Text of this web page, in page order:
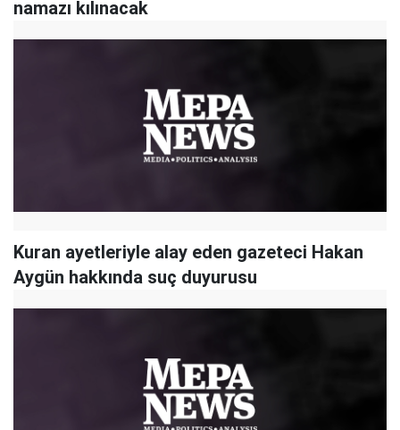
namazı kılınacak
Kuran ayetleriyle alay eden gazeteci Hakan
Aygün hakkında suç duyurusu